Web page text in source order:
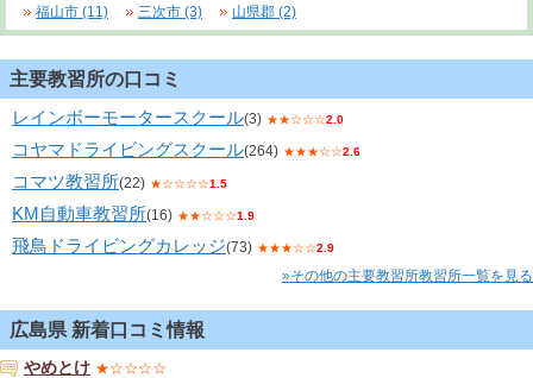
福山市 (11)
三次市 (3) 山県郡 (2)
主要教習所の口コミ
レインボーモータースクール(3) ★★☆☆☆2.0
コヤマドライビングスクール(264) ★★★☆☆2.6
コマツ教習所(22) ★☆☆☆☆1.5
KM自動車教習所(16) ★★☆☆☆1.9
飛鳥ドライビングカレッジ(73) ★★★☆☆2.9
»その他の主要教習所教習所一覧を見る
広島県 新着口コミ情報
やめとけ ★☆☆☆☆